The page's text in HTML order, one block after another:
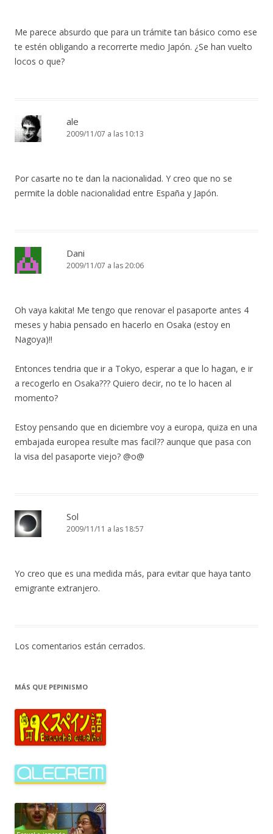
Me parece absurdo que para un trámite tan básico como ese
te estén obligando a recorrerte medio Japón. ¿Se han vuelto
locos o que?
ale
2009/11/07 a las 10:13
Por casarte no te dan la nacionalidad. Y creo que no se
permite la doble nacionalidad entre España y Japón.
Dani
2009/11/07 a las 20:06
Oh vaya kakita! Me tengo que renovar el pasaporte antes 4
meses y habia pensado en hacerlo en Osaka (estoy en
Nagoya)!!
Entonces tendria que ir a Tokyo, esperar a que lo hagan, e ir
a recogerlo en Osaka??? Quiero decir, no te lo hacen al
momento?
Estoy pensando que en diciembre voy a europa, quiza en una
embajada europea resulte mas facil?? aunque que pasa con
la visa del pasaporte viejo? @o@
Sol
2009/11/11 a las 18:57
Yo creo que es una medida más, para evitar que haya tanto
emigrante extranjero.
Los comentarios están cerrados.
MÁS QUE PEPINISMO